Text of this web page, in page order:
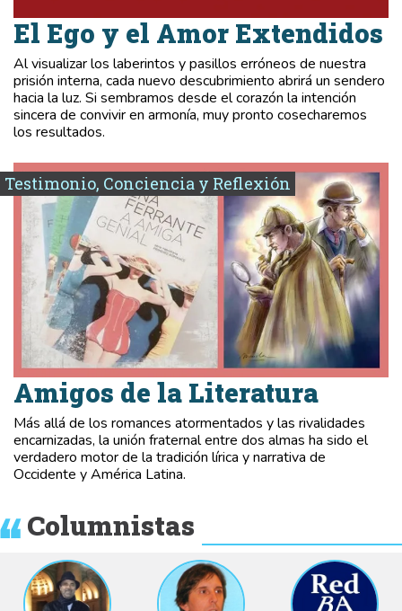
El Ego y el Amor Extendidos
Al visualizar los laberintos y pasillos erróneos de nuestra
prisión interna, cada nuevo descubrimiento abrirá un sendero
hacia la luz. Si sembramos desde el corazón la intención
sincera de convivir en armonía, muy pronto cosecharemos
los resultados.
Testimonio, Conciencia y Reflexión
Amigos de la Literatura
Más allá de los romances atormentados y las rivalidades
encarnizadas, la unión fraternal entre dos almas ha sido el
verdadero motor de la tradición lírica y narrativa de
Occidente y América Latina.
Columnistas